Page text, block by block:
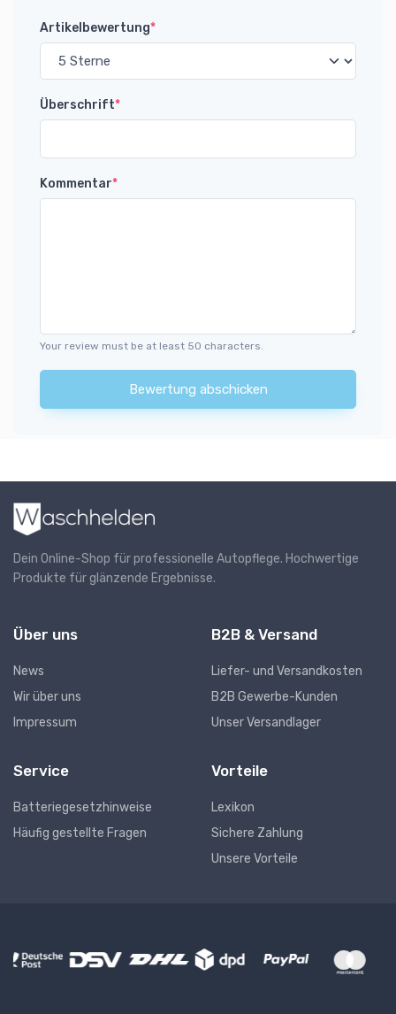
Artikelbewertung*
Überschrift*
Kommentar*
Your review must be at least 50 characters.
Bewertung abschicken
Dein Online-Shop für professionelle Autopflege. Hochwertige
Produkte für glänzende Ergebnisse.
Über uns
News
Wir über uns
Impressum
B2B & Versand
Liefer- und Versandkosten
B2B Gewerbe-Kunden
Unser Versandlager
Service
Batteriegesetzhinweise
Häufig gestellte Fragen
Vorteile
Lexikon
Sichere Zahlung
Unsere Vorteile